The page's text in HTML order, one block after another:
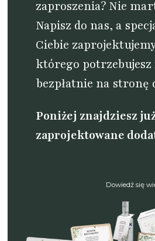
zaproszenia? Nie
Napisz do nas, a
Ciebie
którego potrzebujesz
bezpłatnie na stronę
Poniżej znajdziesz
zaprojektowane
Dowiedź się